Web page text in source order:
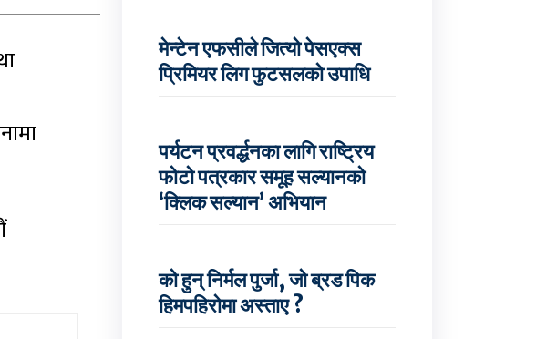
मेन्टेन एफसीले जित्यो पेसएक्स
प्रिमियर लिग फुटसलको उपाधि
पर्यटन प्रवर्द्धनका लागि राष्ट्रिय
फोटो पत्रकार समूह सल्यानको
‘क्लिक सल्यान’ अभियान
को हुन् निर्मल पुर्जा, जो ब्रड पिक
हिमपहिरोमा अस्ताए ?